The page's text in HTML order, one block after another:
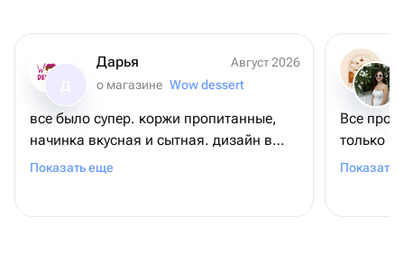
Дарья
Август 2026
о магазине Wow dessert
все было супер. коржи пропитанные,
начинка вкусная и сытная. дизайн в
жизни очень удивил! гости были
Показать еще
Все
только в
очень
Показать